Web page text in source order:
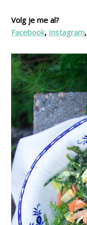
Volg je me al?
Facebook, Instagram,